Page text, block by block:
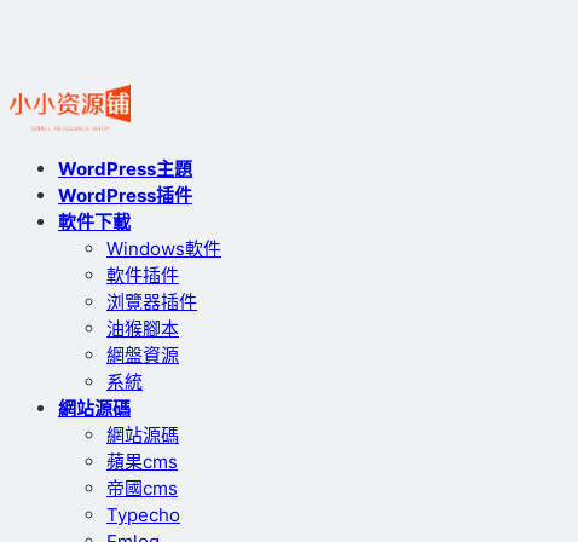
WordPress主題
WordPress插件
軟件下載
Windows軟件
軟件插件
浏覽器插件
油猴腳本
網盤資源
系統
網站源碼
網站源碼
蘋果cms
帝國cms
Typecho